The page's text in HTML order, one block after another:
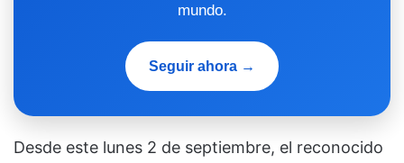
mundo.
Seguir ahora →
Desde este lunes 2 de septiembre, el reconocido